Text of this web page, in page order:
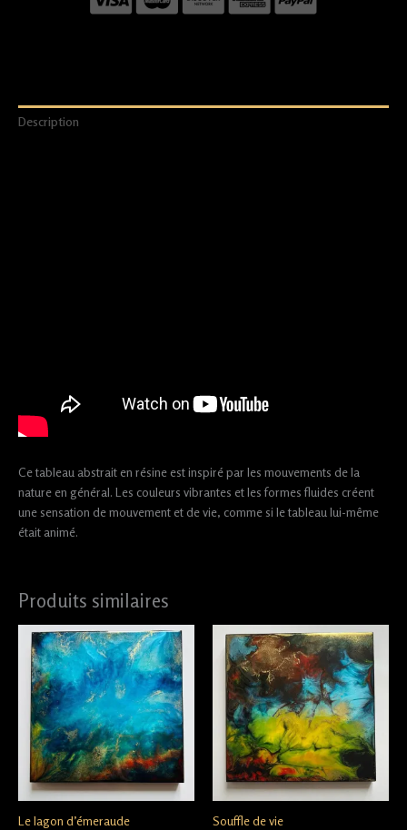
Description
Ce tableau abstrait en résine est inspiré par les mouvements de la
nature en général. Les couleurs vibrantes et les formes fluides créent
une sensation de mouvement et de vie, comme si le tableau lui-même
était animé.
Produits similaires
Le lagon d’émeraude Souffle de vie